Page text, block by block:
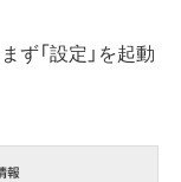
ず「設定」を起動